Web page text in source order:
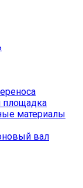
площадка
материалы
вал